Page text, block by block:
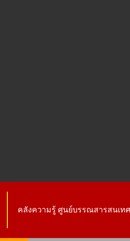
คลังความรู้ ศูนย์บรรณสารสนเท